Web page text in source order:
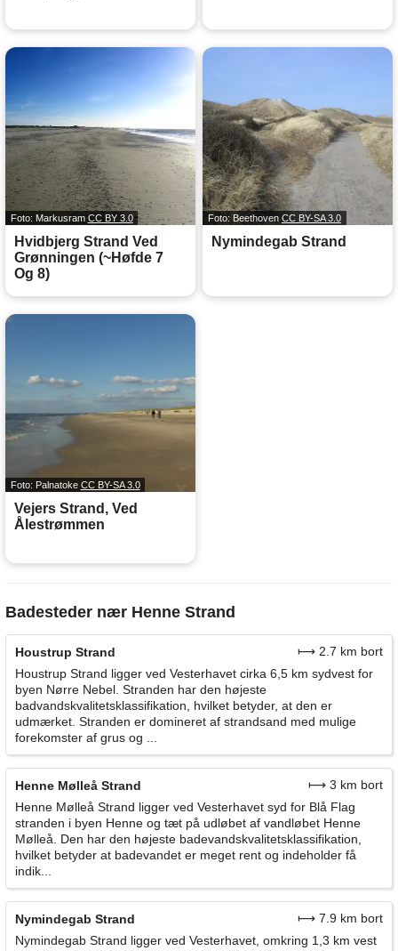
Foto: Markusram CC BY 3.0
Hvidbjerg Strand Ved
Grønningen (~Høfde 7
Og 8)
Foto: Beethoven CC BY-SA 3.0
Nymindegab Strand
Foto: Palnatoke CC BY-SA 3.0
Vejers Strand, Ved
Ålestrømmen
Badesteder nær Henne Strand
Houstrup Strand
⟼ 2.7 km bort
Houstrup Strand ligger ved Vesterhavet cirka 6,5 km sydvest for
byen Nørre Nebel. Stranden har den højeste
badvandskvalitetsklassifikation, hvilket betyder, at den er
udmærket. Stranden er domineret af strandsand med mulige
forekomster af grus og ...
Henne Mølleå Strand
⟼ 3 km bort
Henne Mølleå Strand ligger ved Vesterhavet syd for Blå Flag
stranden i byen Henne og tæt på udløbet af vandløbet Henne
Mølleå. Den har den højeste badevandskvalitetsklassifikation,
hvilket betyder at badevandet er meget rent og indeholder få
indik...
Nymindegab Strand
⟼ 7.9 km bort
Nymindegab Strand ligger ved Vesterhavet, omkring 1,3 km vest